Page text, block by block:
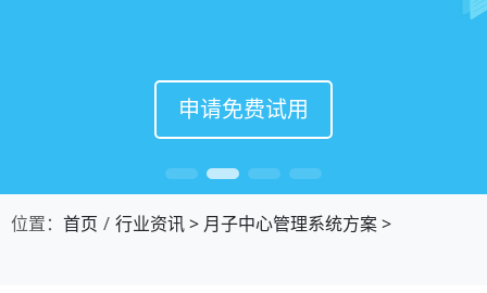
申请免费试用
申请免费试用
申请免费试用
申请免费试用
位置： 首页 行业资讯> 月子中心管理系统方案>